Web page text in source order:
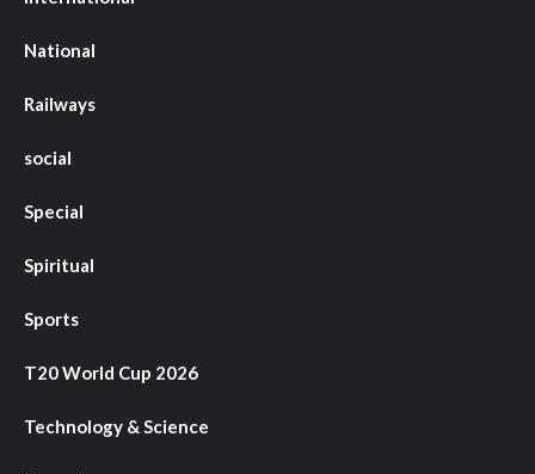
National
Railways
social
Special
Spiritual
Sports
T20 World Cup 2026
Technology & Science